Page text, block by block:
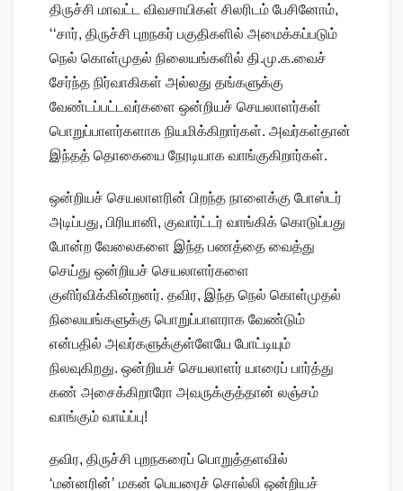
திருச்சி மாவட்ட விவசாயிகள் சிலரிடம் பேசினோம்,
‘‘சார், திருச்சி புறநகர் பகுதிகளில் அமைக்கப்படும்
நெல் கொள்முதல் நிலையங்களில் தி.மு.க.வைச்
சேர்ந்த நிர்வாகிகள் அல்லது தங்களுக்கு
வேண்டப்பட்டவர்களை ஒன்றியச் செயலாளர்கள்
பொறுப்பாளர்களாக நியமிக்கிறார்கள். அவர்கள்தான்
இந்தத் தொகையை நேரடியாக வாங்குகிறார்கள்.
ஒன்றியச் செயலாளரின் பிறந்த நாளைக்கு போஸ்டர்
அடிப்பது, பிரியானி, குவார்ட்டர் வாங்கிக் கொடுப்பது
போன்ற வேலைகளை இந்த பணத்தை வைத்து
செய்து ஒன்றியச் செயலாளர்களை
குளிர்விக்கின்றனர். தவிர, இந்த நெல் கொள்முதல்
நிலையங்களுக்கு பொறுப்பாளராக வேண்டும்
என்பதில் அவர்களுக்குள்ளேயே போட்டியும்
நிலவுகிறது. ஒன்றியச் செயலாளர் யாரைப் பார்த்து
கண் அசைக்கிறாரோ அவருக்குத்தான் லஞ்சம்
வாங்கும் வாய்ப்பு!
தவிர, திருச்சி புறநகரைப் பொறுத்தளவில்
‘மன்னரின்’ மகன் பெயரைச் சொல்லி ஒன்றியச்